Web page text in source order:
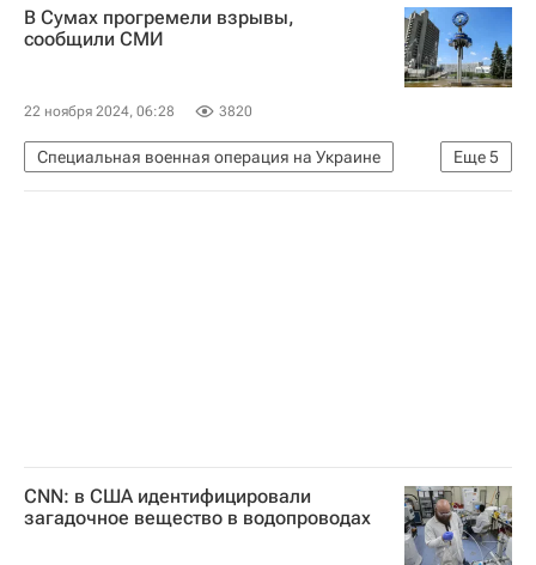
В Сумах прогремели взрывы,
сообщили СМИ
22 ноября 2024, 06:28 3820
Еще5
Специальная военная операция на Украине
Россия
Украина
Сумская область
CNN: в США идентифицировали
загадочное вещество в водопроводах